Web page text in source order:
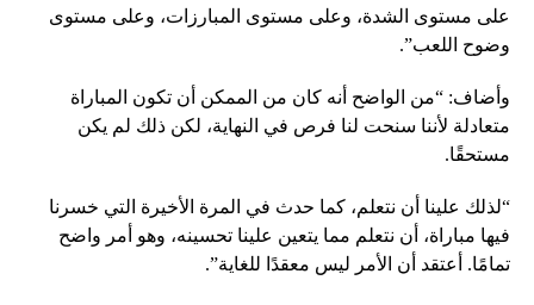
على مستوى الشدة، وعلى مستوى المبارزات، وعلى مستوى
وضوح اللعب”.
وأضاف: “من الواضح أنه كان من الممكن أن تكون المباراة
متعادلة لأننا سنحت لنا فرص في النهاية، لكن ذلك لم يكن
مستحقًا.
“لذلك علينا أن نتعلم، كما حدث في المرة الأخيرة التي خسرنا
فيها مباراة، أن نتعلم مما يتعين علينا تحسينه، وهو أمر واضح
تمامًا. أعتقد أن الأمر ليس معقدًا للغاية”.